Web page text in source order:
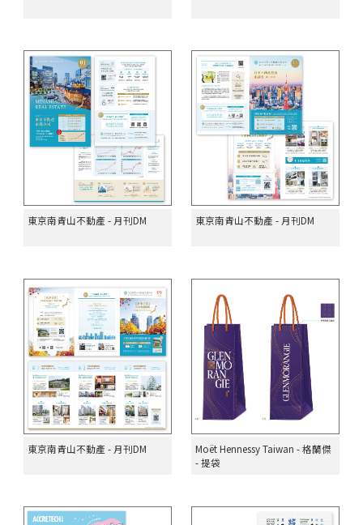
東京南青山不動產 - 月刊DM 東京南青山不動產 - 月刊DM
東京南青山不動產 - 月刊DM
Moët Hennessy Taiwan - 格蘭傑
- 提袋